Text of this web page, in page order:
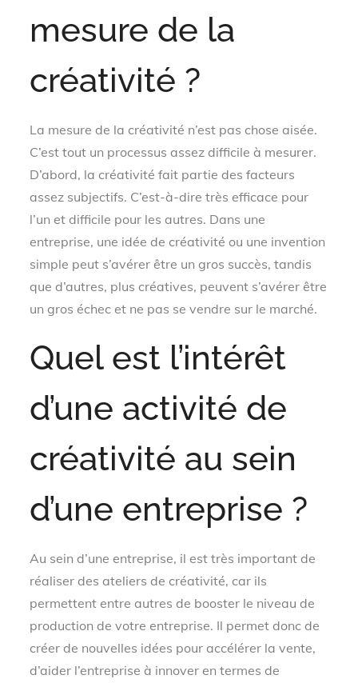
mesure de la
créativité ?
La mesure de la créativité n’est pas chose aisée.
C’est tout un processus assez difficile à mesurer.
D’abord, la créativité fait partie des facteurs
assez subjectifs. C’est-à-dire très efficace pour
l’un et difficile pour les autres. Dans une
entreprise, une idée de créativité ou une invention
simple peut s’avérer être un gros succès, tandis
que d’autres, plus créatives, peuvent s’avérer être
un gros échec et ne pas se vendre sur le marché.
Quel est l’intérêt
d’une activité de
créativité au sein
d’une entreprise ?
Au sein d’une entreprise, il est très important de
réaliser des ateliers de créativité, car ils
permettent entre autres de booster le niveau de
production de votre entreprise. Il permet donc de
créer de nouvelles idées pour accélérer la vente,
d’aider l’entreprise à innover en termes de